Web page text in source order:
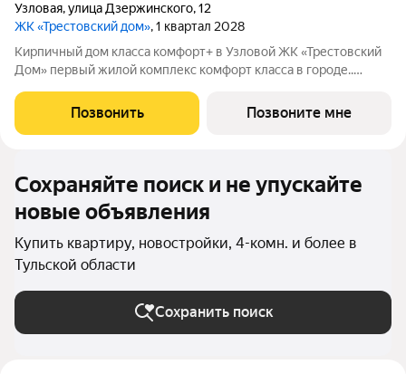
Узловая,улица Дзержинского,12
ЖК «Трестовский дом», 1 квартал 2028
Кирпичный дом класса комфорт+ в Узловой ЖК «Трестовский
Дом» первый жилой комплекс комфорт класса в городе..
Кирпично-монолитный дом выполнен в современном стиле, с
теплым натуральным кирпичом
Позвонить Позвоните мне
Сохраняйте поиск и не упускайте
новые объявления
Купить квартиру, новостройки, 4-комн. и более в
Тульской области
Сохранить поиск